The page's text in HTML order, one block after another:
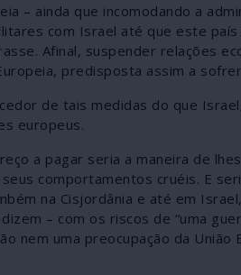
– ainda que incomodando a
com Israel até que este
Afinal, suspender relações
predisposta assim a
de tais medidas do que
europeus.
a pagar seria a maneira de
comportamentos cruéis. E
na Cisjordânia e até em
– com os riscos de “uma
nem uma preocupação da União